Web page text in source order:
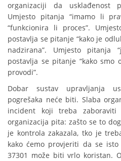
organizaciji da usklađenost
Umjesto pitanja “imamo li
“funkcionira li proces”.
postavlja se pitanje “kako je
nadzirana”. Umjesto pitanja
postavlja se pitanje “kako
provodi”.
Dobar sustav upravljanja
pogrešaka neće biti. Slaba
incident koji treba zaboraviti
organizacija pita: zašto se to
je kontrola zakazala, tko je
kako ćemo provjeriti da se
37301 može biti vrlo koristan.